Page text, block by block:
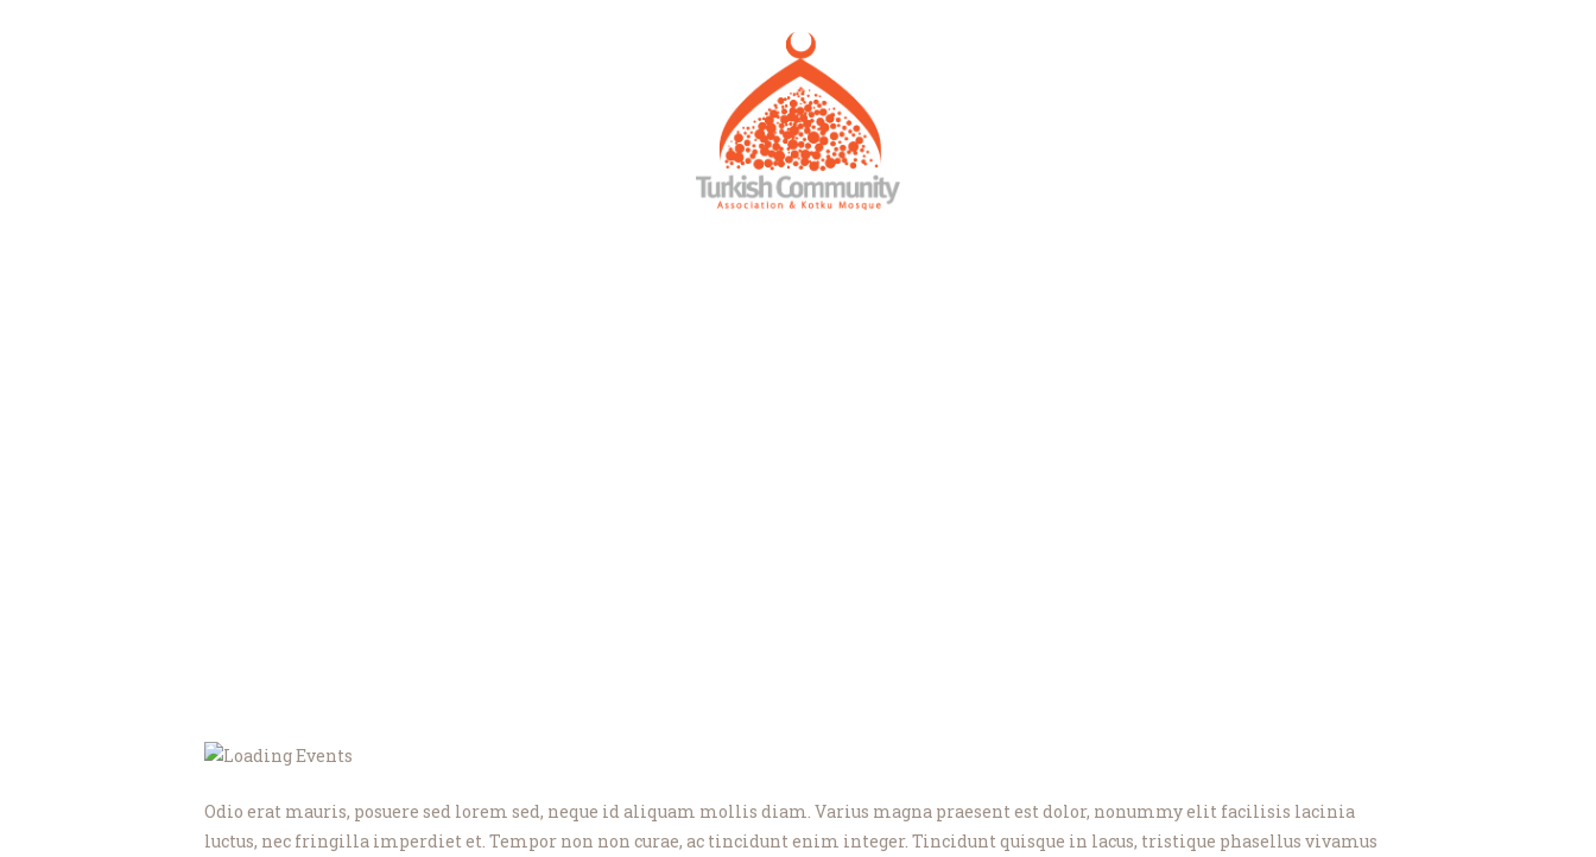
MEC Foundation UK
Turkish Community
Services
Odio erat mauris, posuere sed lorem sed, neque id aliquam mollis diam. Varius magna praesent est dolor, nonummy elit facilisis lacinia
luctus, nec fringilla imperdiet et. Tempor non non curae, ac tincidunt enim integer. Tincidunt quisque in lacus, tristique phasellus vivamus